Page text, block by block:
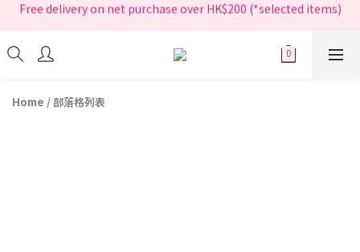
指定正價產品買滿$200享免運費
指定正價產品買滿$200享免運費
Home / 部落格列表